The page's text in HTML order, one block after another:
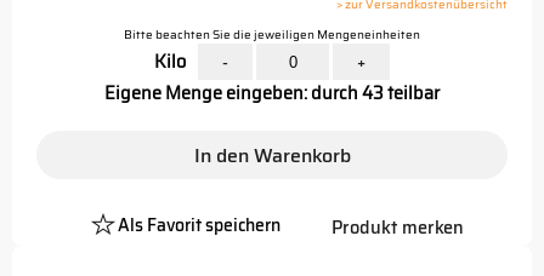
> zur Versandkostenübersicht
Bitte beachten Sie die jeweiligen Mengeneinheiten
Kilo - +
Eigene Menge eingeben: durch 43 teilbar
In den Warenkorb
Als Favorit speichern
Platzhalter
Produkt merken